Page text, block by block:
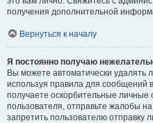
получения дополнительной
Вернуться к началу
Я постоянно получаю
Вы можете автоматически удалять
используя правила для сообщений
получаете оскорбительные личные
пользователя, отправьте жалобы
запретить пользователю отправку